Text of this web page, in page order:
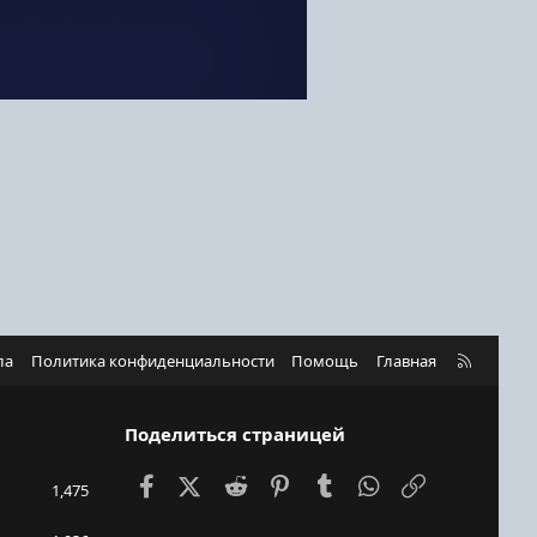
Политика конфиденциальности Помощь Главная
R
1,475
Поделиться страницей
FacebookX (Twitter)
Reddit PinterestTumblr WhatsApp